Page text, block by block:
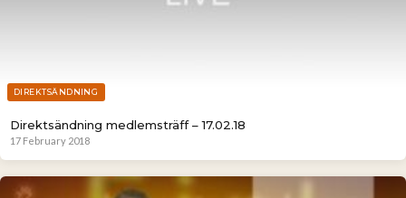
DIREKTSÄNDNING
Direktsändning medlemsträff – 17.02.18
17 February 2018